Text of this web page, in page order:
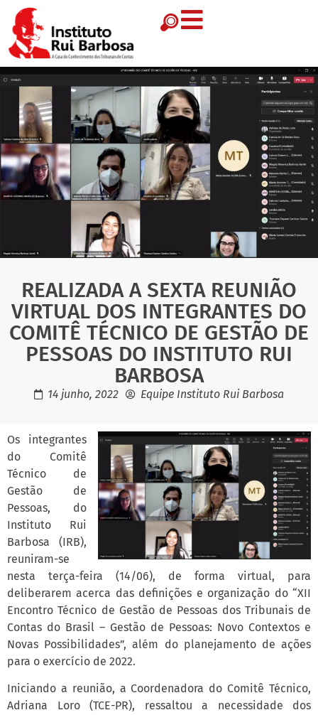
REALIZADA A SEXTA REUNIÃO
VIRTUAL DOS INTEGRANTES DO
COMITÊ TÉCNICO DE GESTÃO DE
PESSOAS DO INSTITUTO RUI
BARBOSA
14 junho, 2022 Equipe Instituto Rui Barbosa
Os integrantes
do Comitê
Técnico de
Gestão de
Pessoas, do
Instituto Rui
Barbosa (IRB),
reuniram-se
nesta terça-feira (14/06), de forma virtual, para
deliberarem acerca das definições e organização do “XII
Encontro Técnico de Gestão de Pessoas dos Tribunais de
Contas do Brasil – Gestão de Pessoas: Novo Contextos e
Novas Possibilidades”, além do planejamento de ações
para o exercício de 2022.
Iniciando a reunião, a Coordenadora do Comitê Técnico,
Adriana Loro (TCE-PR), ressaltou a necessidade dos